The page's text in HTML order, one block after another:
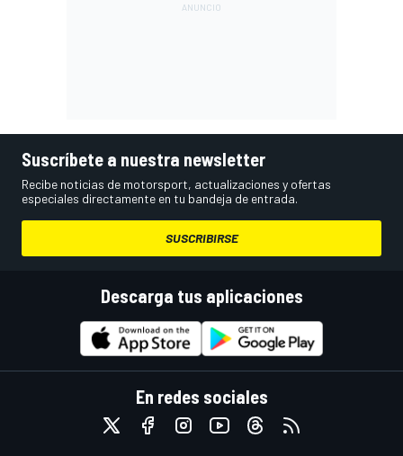
Suscríbete a nuestra newsletter
Recibe noticias de motorsport, actualizaciones y ofertas
especiales directamente en tu bandeja de entrada.
SUSCRIBIRSE
Descarga tus aplicaciones
En redes sociales